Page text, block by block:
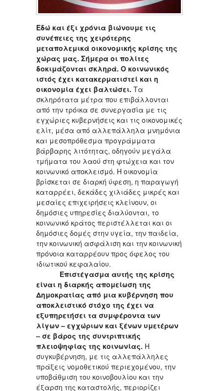
Εδώ και έξι χρόνια βιώνουμε τις
συνέπειες της χειρότερης
μεταπολεμικά οικονομικής κρίσης της
χώρας μας. Σήμερα οι πολίτες
δοκιμάζονται σκληρά. Ο κοινωνικός
ιστός έχει κατακερματιστεί και η
οικονομία έχει βαλτώσει. Τα
σκληρότατα μέτρα που επιβάλλονται
από την τρόικα σε συνεργασία με τις
εγχώριες κυβερνήσεις και τις οικονομικές
ελίτ, μέσα από αλλεπάλληλα μνημόνια
και μεσοπρόθεσμα προγράμματα
βάρβαρης λιτότητας, οδηγούν μεγάλα
τμήματα του λαού στη φτώχεια και τον
κοινωνικό αποκλεισμό. Η οικονομία
βρίσκεται σε διαρκή ύφεση, η παραγωγή
καταρρέει, δεκάδες χιλιάδες μικρές και
μεσαίες επιχειρήσεις κλείνουν, οι
δημόσιες υπηρεσίες διαλύονται, το
κοινωνικό κράτος περιστέλλεται και οι
δημόσιες δομές στην υγεία, την παιδεία,
την κοινωνική ασφάλιση και την κοινωνική
πρόνοια καταρρέουν προς όφελος του
ιδιωτικού κεφαλαίου.
Επιστέγασμα αυτής της κρίσης
είναι η διαρκής απομείωση της
Δημοκρατίας από μια κυβέρνηση που
αποκλειστικό στόχο της έχει να
εξυπηρετήσει τα συμφέροντα των
λίγων – εγχώριων και ξένων υμετέρων
– σε βάρος της συντριπτικής
πλειοψηφίας της κοινωνίας. Η
συγκυβέρνηση, με τις αλλεπάλληλες
πράξεις νομοθετικού περιεχομένου, την
υποβάθμιση του κοινοβουλίου και την
έξαρση της καταστολής, περιορίζει